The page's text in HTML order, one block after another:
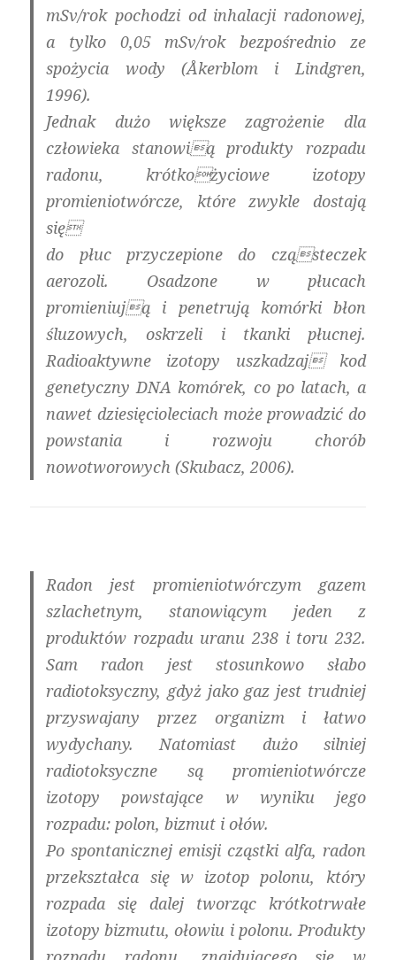
mSv/rok pochodzi od inhalacji radonowej,
a tylko 0,05 mSv/rok bezpośrednio ze
spożycia wody (Åkerblom i Lindgren,
1996).
Jednak dużo większe zagrożenie dla
człowieka stanowią produkty rozpadu
radonu, krótkożyciowe izotopy
promieniotwórcze, które zwykle dostają
się
do płuc przyczepione do cząsteczek
aerozoli. Osadzone w płucach
promieniują i penetrują komórki błon
śluzowych, oskrzeli i tkanki płucnej.
Radioaktywne izotopy uszkadzaj kod
genetyczny DNA komórek, co po latach, a
nawet dziesięcioleciach może prowadzić do
powstania i rozwoju chorób
nowotworowych (Skubacz, 2006).
Radon jest promieniotwórczym gazem
szlachetnym, stanowiącym jeden z
produktów rozpadu uranu 238 i toru 232.
Sam radon jest stosunkowo słabo
radiotoksyczny, gdyż jako gaz jest trudniej
przyswajany przez organizm i łatwo
wydychany. Natomiast dużo silniej
radiotoksyczne są promieniotwórcze
izotopy powstające w wyniku jego
rozpadu: polon, bizmut i ołów.
Po spontanicznej emisji cząstki alfa, radon
przekształca się w izotop polonu, który
rozpada się dalej tworząc krótkotrwałe
izotopy bizmutu, ołowiu i polonu. Produkty